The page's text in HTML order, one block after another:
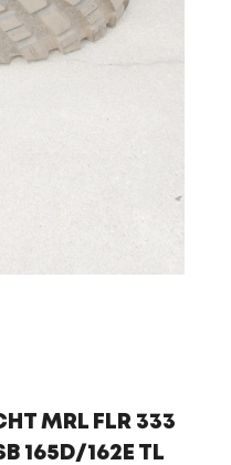
MRL FLR 333
165D/162E TL